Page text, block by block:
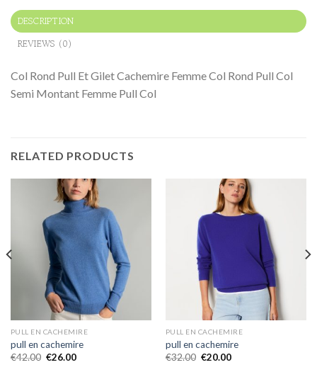
DESCRIPTION
REVIEWS (0)
Col Rond Pull Et Gilet Cachemire Femme Col Rond Pull Col
Semi Montant Femme Pull Col
RELATED PRODUCTS
PULL EN CACHEMIRE
pull en cachemire
€42.00 €26.00
PULL EN CACHEMIRE
pull en cachemire
€32.00 €20.00